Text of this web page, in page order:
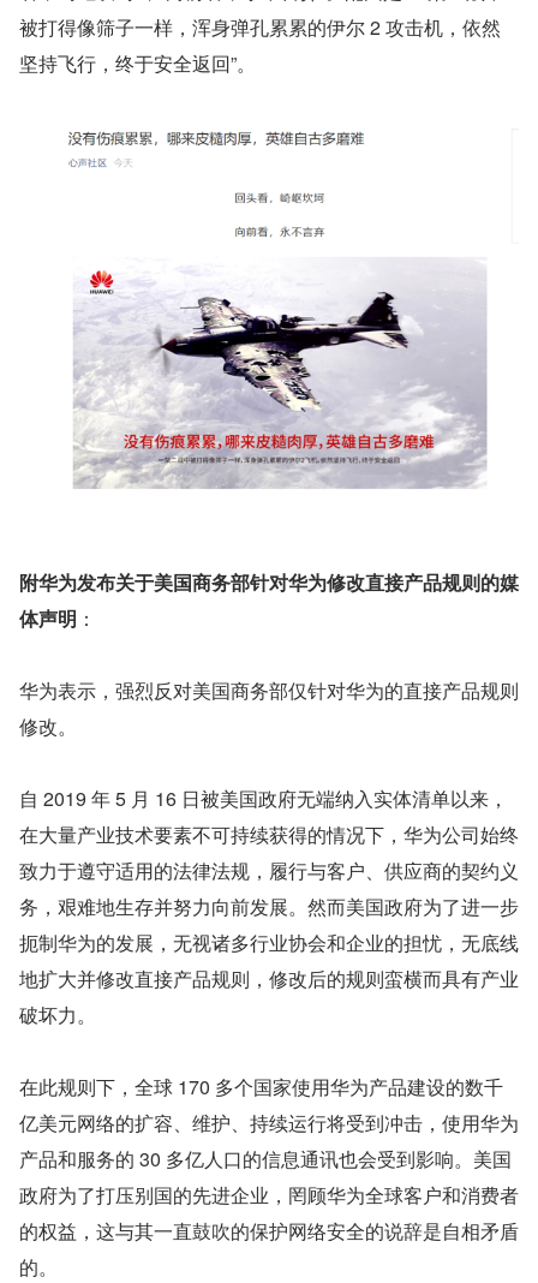
被打得像筛子一样，浑身弹孔累累的伊尔 2 攻击机，依然
坚持飞行，终于安全返回”。
附华为发布关于美国商务部针对华为修改直接产品规则的媒
体声明 ：
华为表示，强烈反对美国商务部仅针对华为的直接产品规则
修改。
自 2019 年 5 月 16 日被美国政府无端纳入实体清单以来，
在大量产业技术要素不可持续获得的情况下，华为公司始终
致力于遵守适用的法律法规，履行与客户、供应商的契约义
务，艰难地生存并努力向前发展。然而美国政府为了进一步
扼制华为的发展，无视诸多行业协会和企业的担忧，无底线
地扩大并修改直接产品规则，修改后的规则蛮横而具有产业
破坏力。
在此规则下，全球 170 多个国家使用华为产品建设的数千
亿美元网络的扩容、维护、持续运行将受到冲击，使用华为
产品和服务的 30 多亿人口的信息通讯也会受到影响。美国
政府为了打压别国的先进企业，罔顾华为全球客户和消费者
的权益，这与其一直鼓吹的保护网络安全的说辞是自相矛盾
的。